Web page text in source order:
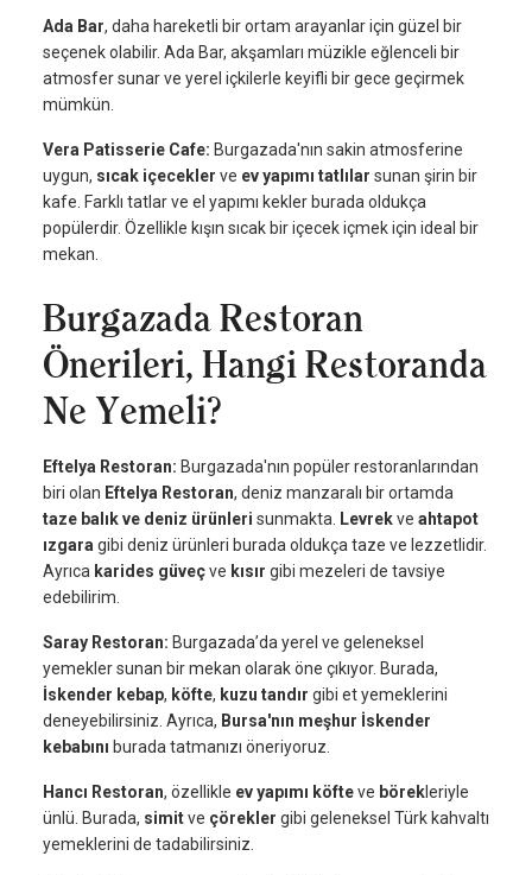
Ada Bar, daha hareketli bir ortam arayanlar için güzel bir
seçenek olabilir. Ada Bar, akşamları müzikle eğlenceli bir
atmosfer sunar ve yerel içkilerle keyifli bir gece geçirmek
mümkün.
Vera Patisserie Cafe: Burgazada'nın sakin atmosferine
uygun, sıcak içecekler ve ev yapımı tatlılar sunan şirin bir
kafe. Farklı tatlar ve el yapımı kekler burada oldukça
popülerdir. Özellikle kışın sıcak bir içecek içmek için ideal bir
mekan.
Burgazada Restoran
Önerileri, Hangi Restoranda
Ne Yemeli?
Eftelya Restoran: Burgazada'nın popüler restoranlarından
biri olan Eftelya Restoran, deniz manzaralı bir ortamda
taze balık ve deniz ürünleri sunmakta. Levrekve ahtapot
ızgara gibi deniz ürünleri burada oldukça taze ve lezzetlidir.
Ayrıca karides güveçve kısır gibi mezeleri de tavsiye
edebilirim.
Saray Restoran: Burgazada’da yerel ve geleneksel
yemekler sunan bir mekan olarak öne çıkıyor. Burada,
İskender kebap, köfte, kuzu tandır gibi et yemeklerini
deneyebilirsiniz. Ayrıca, Bursa'nın meşhur İskender
kebabını burada tatmanızı öneriyoruz.
Hancı Restoran, özellikle ev yapımı köfteve börekleriyle
ünlü. Burada, simitve çörekler gibi geleneksel Türk kahvaltı
yemeklerini de tadabilirsiniz.